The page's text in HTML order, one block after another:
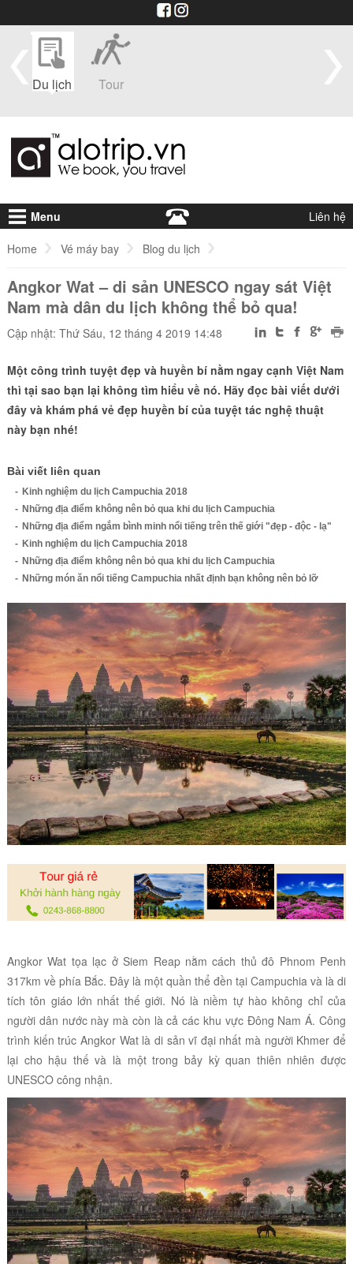
Du lịch Tour
Menu Liên hệ
Home Vé máy bay Blog du lịch
Angkor Wat – di sản UNESCO ngay sát Việt Nam mà dân du lịch
Angkor Wat – di sản UNESCO ngay sát Việt
Nam mà dân du lịch không thể bỏ qua!
Cập nhật: Thứ Sáu, 12 tháng 4 2019 14:48
Một công trình tuyệt đẹp và huyền bí nằm ngay cạnh Việt Nam
thì tại sao bạn lại không tìm hiểu về nó. Hãy đọc bài viết dưới
đây và khám phá vẻ đẹp huyền bí của tuyệt tác nghệ thuật
này bạn nhé!
Bài viết liên quan
Kinh nghiệm du lịch Campuchia 2018
Những địa điểm không nên bỏ qua khi du lịch Campuchia
Những địa điểm ngắm bình minh nổi tiếng trên thế giới "đẹp - độc - lạ"
Kinh nghiệm du lịch Campuchia 2018
Những địa điểm không nên bỏ qua khi du lịch Campuchia
Những món ăn nổi tiếng Campuchia nhất định bạn không nên bỏ lỡ
Angkor Wat tọa lạc ở Siem Reapnằm cách thủ đô Phnom Penh
317km về phía Bắc. Đây là một quần thể đền tại Campuchia và là di
tích tôn giáo lớn nhất thế giới. Nó là niềm tự hào không chỉ của
người dân nước này mà còn là cả các khu vực Đông Nam Á. Công
trình kiến trúc Angkor Wat là di sản vĩ đại nhất mà người Khmer để
lại cho hậu thế và là một trong bảy kỳ quan thiên nhiên được
UNESCO công nhận.